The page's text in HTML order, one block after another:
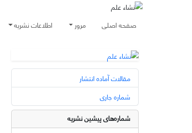
صفحه اصلی مرور اطلاعات نشریه
مقالات آماده انتشار
شماره جاری
شماره‌های پیشین نشریه